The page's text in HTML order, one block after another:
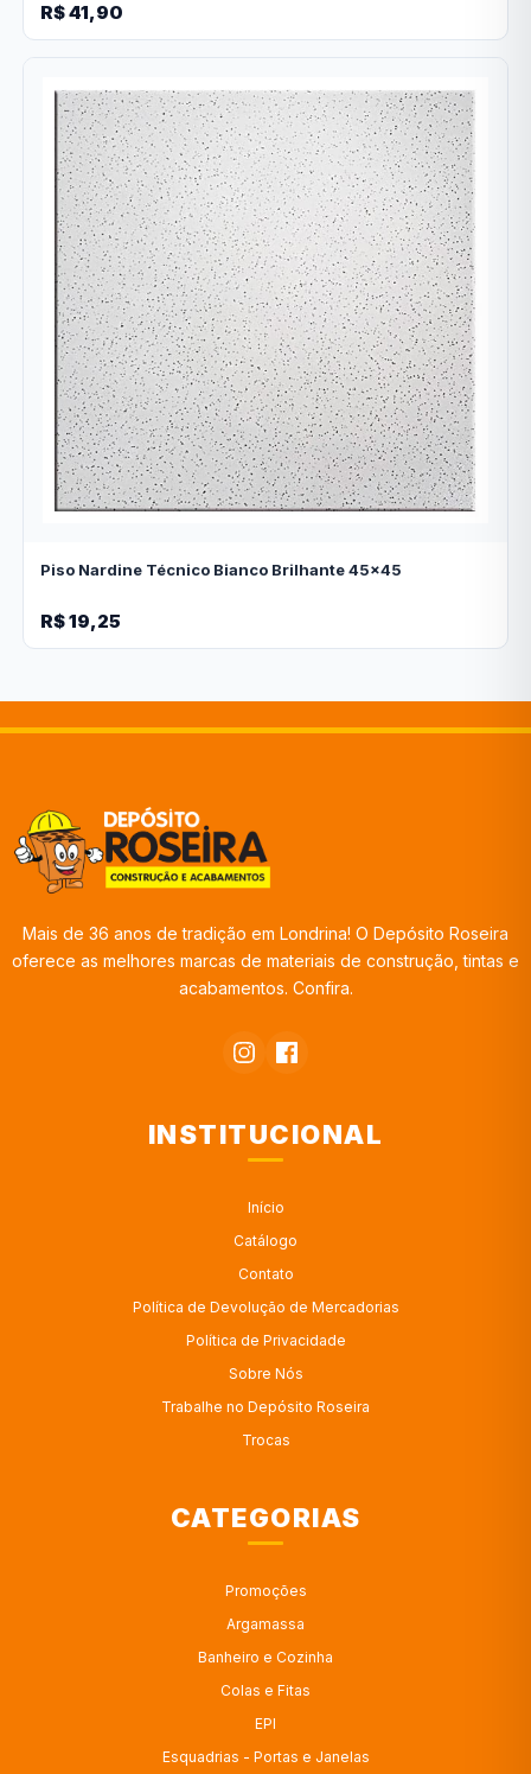
R$ 41,90
Piso Nardine Técnico Bianco Brilhante 45x45
R$ 19,25
Mais de 36 anos de tradição em Londrina! O Depósito Roseira
oferece as melhores marcas de materiais de construção, tintas e
acabamentos. Confira.
INSTITUCIONAL
Início
Catálogo
Contato
Política de Devolução de Mercadorias
Política de Privacidade
Sobre Nós
Trabalhe no Depósito Roseira
Trocas
CATEGORIAS
Promoções
Argamassa
Banheiro e Cozinha
Colas e Fitas
EPI
Esquadrias - Portas e Janelas